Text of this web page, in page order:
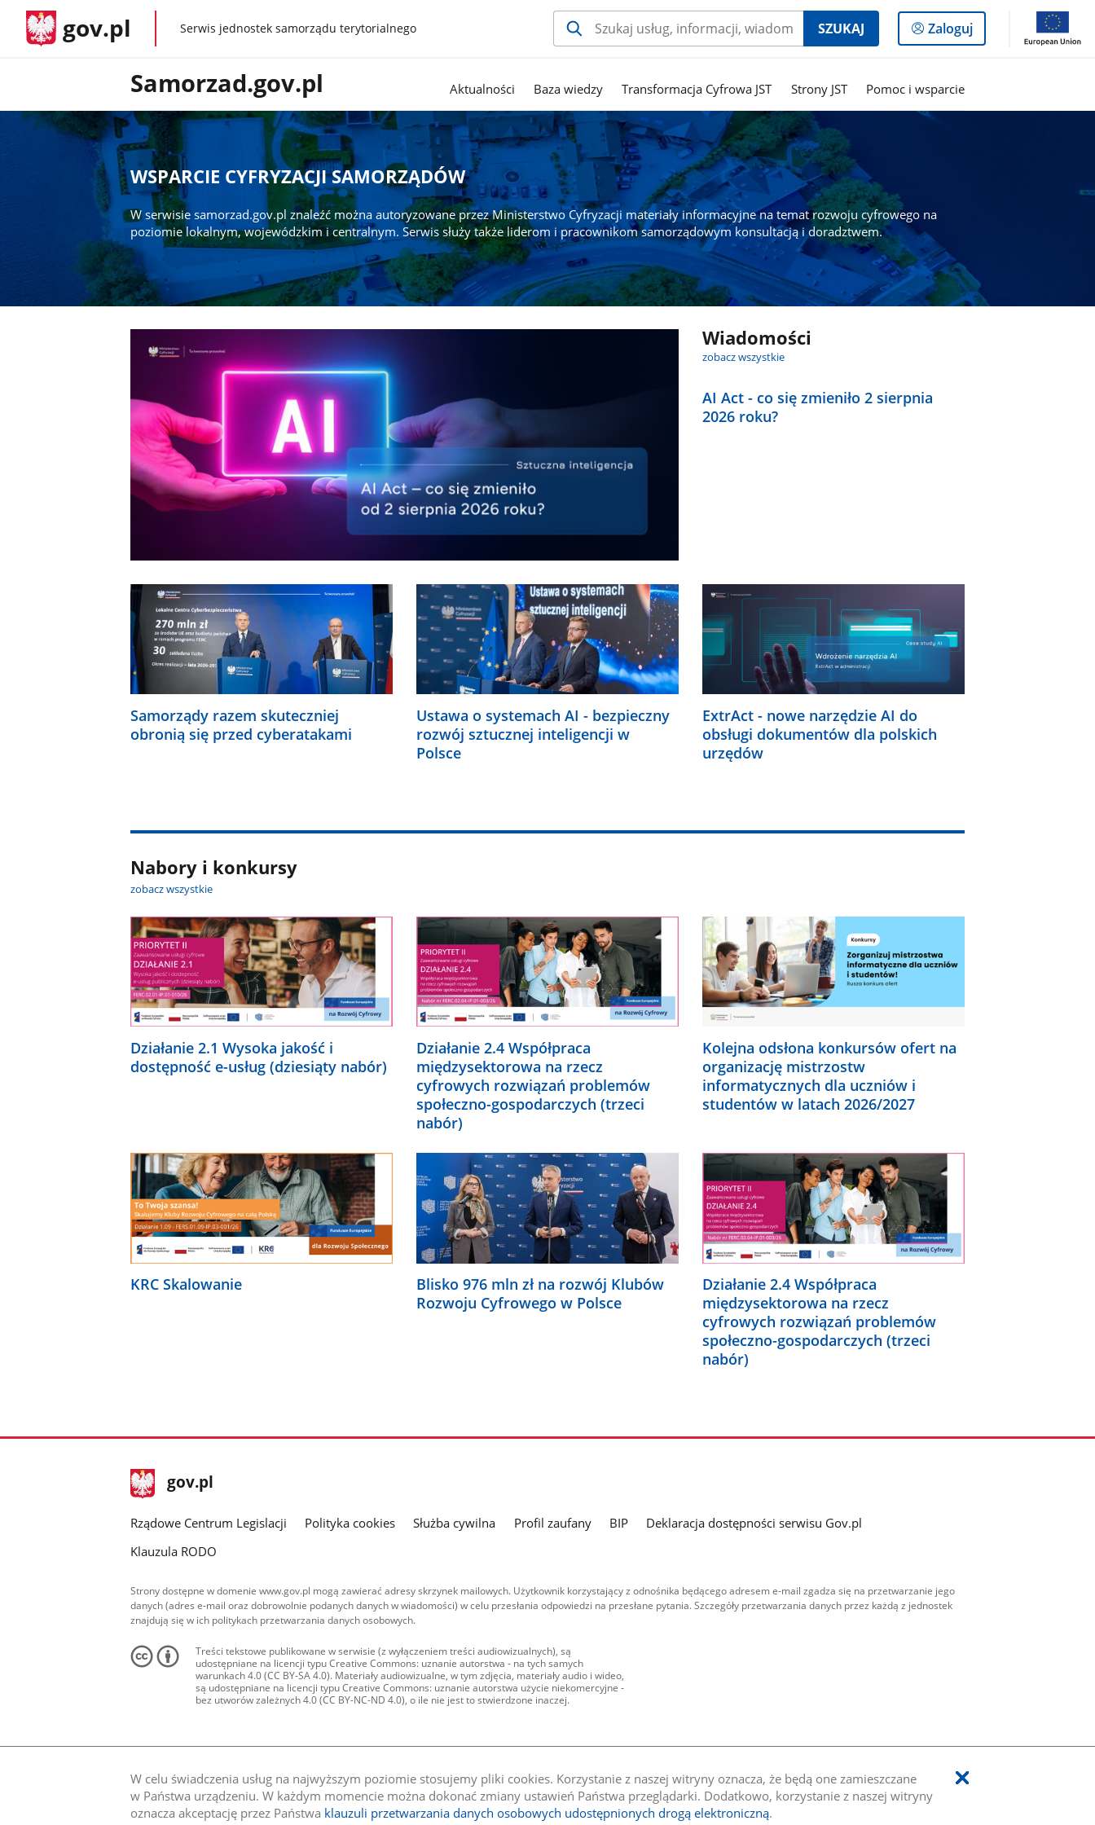
W celu świadczenia usług na najwyższym poziomie stosujemy pliki cookies. Korzystanie z naszej witryny oznacza, że będą one zamieszczane
w Państwa urządzeniu. W każdym momencie można dokonać zmiany ustawień Państwa przeglądarki. Dodatkowo, korzystanie z naszej witryny
oznacza akceptację przez Państwa klauzuli przetwarzania danych osobowych udostępnionych drogą elektroniczną.
gov.pl gov.plSerwis jednostek samorządu terytorialnego SZUKAJ
Logowanie
do
Zaloguj
Samorzad.gov.pl Aktualności Baza wiedzy Transformacja Cyfrowa JST Strony JST Pomoc i wsparcie
WSPARCIE CYFRYZACJI SAMORZĄDÓW
W serwisie samorzad.gov.pl znaleźć można autoryzowane przez Ministerstwo Cyfryzacji materiały informacyjne na temat rozwoju cyfrowego na
poziomie lokalnym, wojewódzkim i centralnym. Serwis służy także liderom i pracownikom samorządowym konsultacją i doradztwem.
Wiadomości
zobacz wszystkie
AI Act - co się zmieniło 2 sierpnia
2026 roku?
Samorządy razem skuteczniej
obronią się przed cyberatakami
Ustawa o systemach AI - bezpieczny
rozwój sztucznej inteligencji w
Polsce
ExtrAct - nowe narzędzie AI do
obsługi dokumentów dla polskich
urzędów
Nabory i konkursy
zobacz wszystkie
Działanie 2.1 Wysoka jakość i
dostępność e-usług (dziesiąty nabór)
Działanie 2.4 Współpraca
międzysektorowa na rzecz
cyfrowych rozwiązań problemów
społeczno-gospodarczych (trzeci
nabór)
Kolejna odsłona konkursów ofert na
organizację mistrzostw
informatycznych dla uczniów i
studentów w latach 2026/2027
KRC Skalowanie
Blisko 976 mln zł na rozwój Klubów
Rozwoju Cyfrowego w Polsce
Działanie 2.4 Współpraca
międzysektorowa na rzecz
cyfrowych rozwiązań problemów
społeczno-gospodarczych (trzeci
nabór)
stopka
gov.pl Strona
gov.pl
Rządowe Centrum Legislacji Polityka cookies Służba cywilna Profil zaufany BIP
Deklaracja dostępności serwisu Gov.pl
Klauzula RODO
Strony dostępne w domenie www.gov.pl mogą zawierać adresy skrzynek mailowych. Użytkownik korzystający z odnośnika będącego adresem e-mail zgadza się na przetwarzanie jego
danych (adres e-mail oraz dobrowolnie podanych danych w wiadomości) w celu przesłania odpowiedzi na przesłane pytania. Szczegóły przetwarzania danych przez każdą z jednostek
znajdują się w ich politykach przetwarzania danych osobowych.
Treści tekstowe publikowane w serwisie (z wyłączeniem treści audiowizualnych), są
udostępniane na licencji typu Creative Commons: uznanie autorstwa - na tych samych
warunkach 4.0 (CC BY-SA 4.0). Materiały audiowizualne, w tym zdjęcia, materiały audio i wideo,
są udostępniane na licencji typu Creative Commons: uznanie autorstwa użycie niekomercyjne -
bez utworów zależnych 4.0 (CC BY-NC-ND 4.0), o ile nie jest to stwierdzone inaczej.